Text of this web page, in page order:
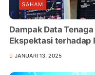
SAHAM
Dampak Data
Ekspektasi terhadap
JANUARI 13, 2025